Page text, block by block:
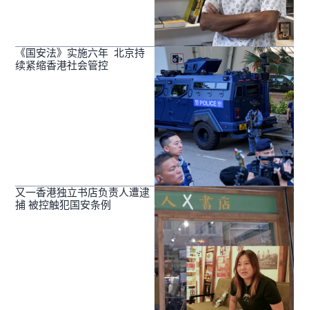
《国安法》实施六年 北京持
续紧缩香港社会管控
又一香港独立书店负责人遭逮
捕 被控触犯国安条例